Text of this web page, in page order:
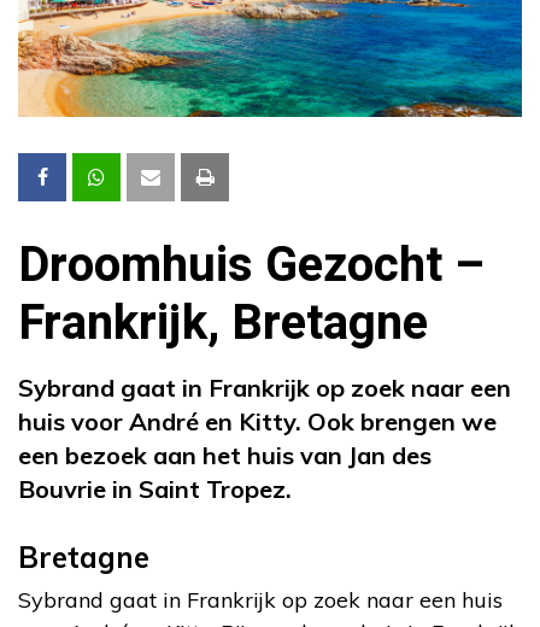
Droomhuis Gezocht –
Frankrijk, Bretagne
Sybrand gaat in Frankrijk op zoek naar een
huis voor André en Kitty. Ook brengen we
een bezoek aan het huis van Jan des
Bouvrie in Saint Tropez.
Bretagne
Sybrand gaat in Frankrijk op zoek naar een huis